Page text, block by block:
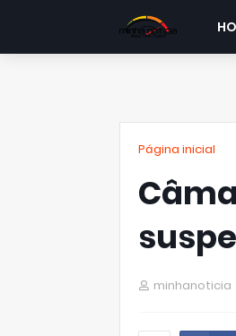
Página inicial
minhanoticia